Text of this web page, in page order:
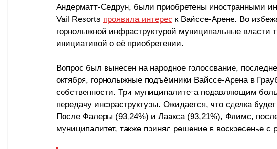
Андерматт-Седрун, были приобретены иностранными
Vail Resorts проявила интерес к Вайссе-Арене. Во
горнолыжной инфраструктурой муниципальные власти
инициативой о её приобретении.
Вопрос был вынесен на народное голосование,
октября, горнолыжные подъёмники Вайссе-Арена в
собственности. Три муниципалитета подавляющим
передачу инфраструктуры. Ожидается, что сделка
После Фалеры (93,24%) и Лаакса (93,21%), Флимс,
муниципалитет, также принял решение в воскресенье с